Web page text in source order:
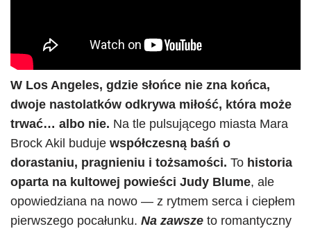
W Los Angeles, gdzie słońce nie zna końca,
dwoje nastolatków odkrywa miłość, która może
trwać… albo nie. Na tle pulsującego miasta Mara
Brock Akil buduje współczesną baśń o
dorastaniu, pragnieniu i tożsamości. To historia
oparta na kultowej powieści Judy Blume, ale
opowiedziana na nowo — z rytmem serca i ciepłem
pierwszego pocałunku. Na zawsze to romantyczny